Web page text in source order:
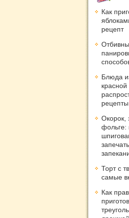
Как
рецепт
Блюда
рецепты
Окорок,
фольге:
Торт с
самые
Как